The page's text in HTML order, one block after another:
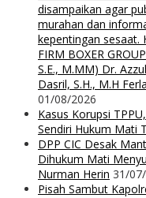
disampaikan agar
murahan dan
kepentingan sesaat.
FIRM BOXER
S.E., M.MM) Dr.
Dasril, S.H., M.H
01/08/2026
Kasus Korupsi
Sendiri Hukum Mati
DPP CIC Desak
Dihukum Mati
Nurman Herin 31/
Pisah Sambut